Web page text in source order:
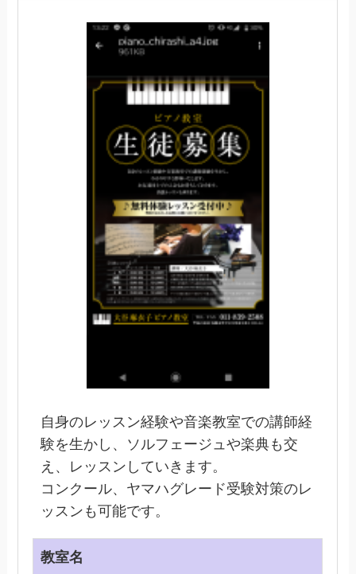
自身のレッスン経験や音楽教室での講師経
験を生かし、ソルフェージュや楽典も交
え、レッスンしていきます。
コンクール、ヤマハグレード受験対策のレ
ッスンも可能です。
教室名